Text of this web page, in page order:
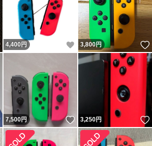
いいね！
4,400 円 いいね！
3,800円
いいね！
7,500円 いいね！
3,250円